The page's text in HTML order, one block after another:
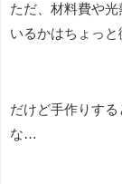
ただ、材料費や
いるかはちょっ
だけど手作りす
な…